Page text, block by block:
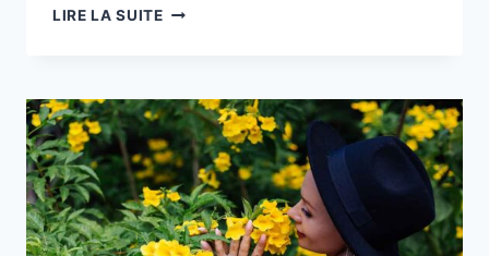
LIRE LA SUITEPATCHS
EFFICACITÉ
RÉELLE,
AVIS
ET
DANGERS